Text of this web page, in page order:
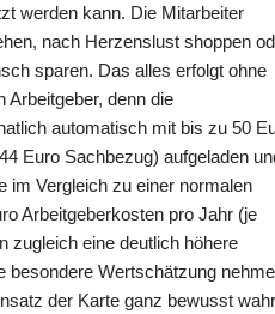
werden kann. Die Mitarbeiter
nach Herzenslust shoppen
sparen. Das alles erfolgt ohne
Arbeitgeber, denn die
automatisch mit bis zu 50
Euro Sachbezug) aufgeladen
im Vergleich zu einer normalen
Arbeitgeberkosten pro Jahr (je
zugleich eine deutlich höhere
besondere Wertschätzung
der Karte ganz bewusst